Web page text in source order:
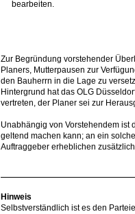
bearbeiten.
Zur Begründung vorstehender
Planers, Mutterpausen zur
den Bauherrn in die Lage zu
Hintergrund hat das OLG
vertreten, der Planer sei zur
Unabhängig von Vorstehendem ist
geltend machen kann; an ein
Auftraggeber erheblichen
Hinweis
Selbstverständlich ist es den